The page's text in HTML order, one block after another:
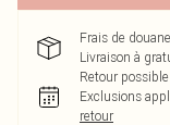
Frais de
Livraison à
Retour
Exclusions
retour